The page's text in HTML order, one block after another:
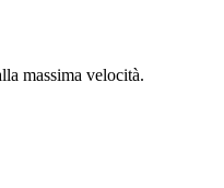
massima velocità.